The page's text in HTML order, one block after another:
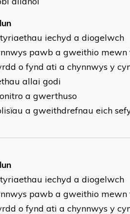
iechyd a diogelwch
pawb a gweithio
o fynd ati a chynnwys y
allai godi
a gwerthuso
a gweithdrefnau eich
iechyd a diogelwch
pawb a gweithio
o fynd ati a chynnwys y